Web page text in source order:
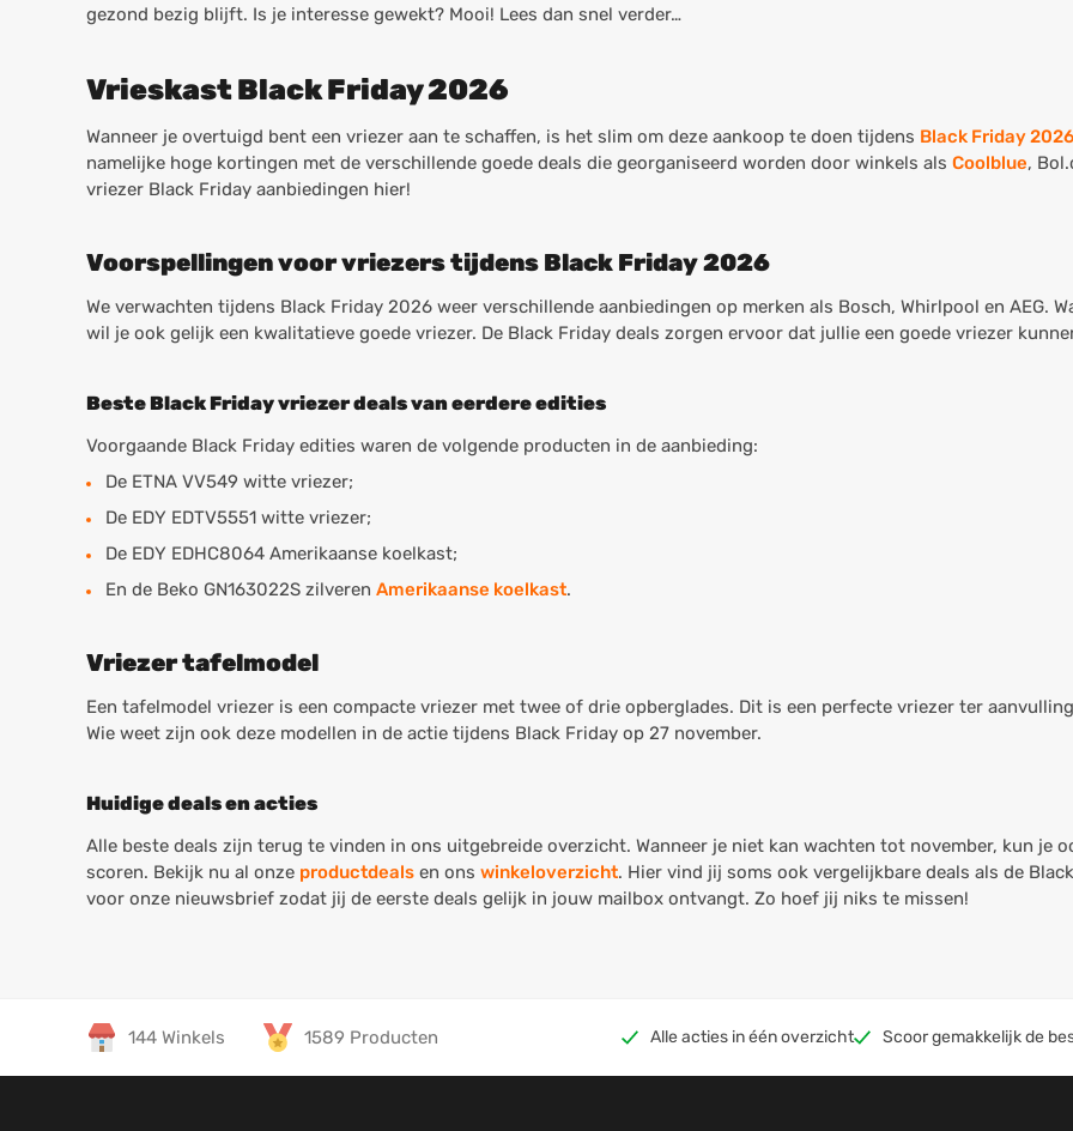
gezond bezig blijft. Is je interesse gewekt? Mooi! Lees dan snel verder…
Vrieskast Black Friday 2026
Wanneer je overtuigd bent een vriezer aan te schaffen, is het slim om deze aankoop te doen tijdens Black Friday 2026
namelijke hoge kortingen met de verschillende goede deals die georganiseerd worden door winkels als Coolblue,
vriezer Black Friday aanbiedingen hier!
Voorspellingen voor vriezers tijdens Black Friday 2026
We verwachten tijdens Black Friday 2026 weer verschillende aanbiedingen op merken als Bosch, Whirlpool en AEG.
wil je ook gelijk een kwalitatieve goede vriezer. De Black Friday deals zorgen ervoor dat jullie een goede vriezer
Beste Black Friday vriezer deals van eerdere edities
Voorgaande Black Friday edities waren de volgende producten in de aanbieding:
De ETNA VV549 witte vriezer;
De EDY EDTV5551 witte vriezer;
De EDY EDHC8064 Amerikaanse koelkast;
En de Beko GN163022S zilveren Amerikaanse koelkast.
Vriezer tafelmodel
Een tafelmodel vriezer is een compacte vriezer met twee of drie opberglades. Dit is een perfecte vriezer ter
Wie weet zijn ook deze modellen in de actie tijdens Black Friday op 27 november.
Huidige deals en acties
Alle beste deals zijn terug te vinden in ons uitgebreide overzicht. Wanneer je niet kan wachten tot november, kun je
scoren. Bekijk nu al onze productdeals en ons winkeloverzicht. Hier vind jij soms ook vergelijkbare deals als de
voor onze nieuwsbrief zodat jij de eerste deals gelijk in jouw mailbox ontvangt. Zo hoef jij niks te missen!
144 Winkels 1589 Producten Alle acties in één overzicht Scoor gemakkelijk de